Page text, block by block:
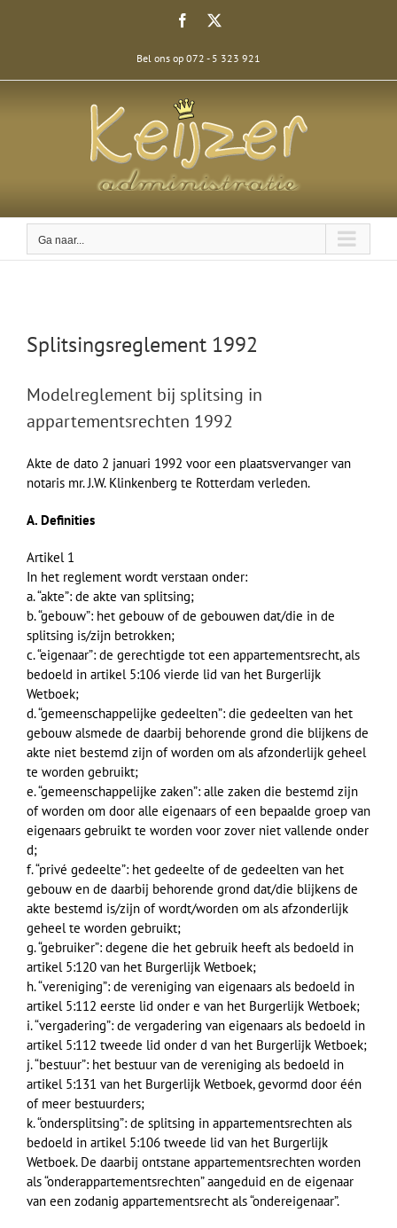
Facebook
Bel ons op 072 - 5 323 921
Ga naar...
Splitsingsreglement 1992
Modelreglement bij splitsing in
appartementsrechten 1992
Akte de dato 2 januari 1992 voor een plaatsvervanger van
notaris mr. J.W. Klinkenberg te Rotterdam verleden.
A. Definities
Artikel 1
In het reglement wordt verstaan onder:
a. “akte”: de akte van splitsing;
b. “gebouw”: het gebouw of de gebouwen dat/die in de
splitsing is/zijn betrokken;
c. “eigenaar”: de gerechtigde tot een appartementsrecht, als
bedoeld in artikel 5:106 vierde lid van het Burgerlijk
Wetboek;
d. “gemeenschappelijke gedeelten”: die gedeelten van het
gebouw alsmede de daarbij behorende grond die blijkens de
akte niet bestemd zijn of worden om als afzonderlijk geheel
te worden gebruikt;
e. “gemeenschappelijke zaken”: alle zaken die bestemd zijn
of worden om door alle eigenaars of een bepaalde groep van
eigenaars gebruikt te worden voor zover niet vallende onder
d;
f. “privé gedeelte”: het gedeelte of de gedeelten van het
gebouw en de daarbij behorende grond dat/die blijkens de
akte bestemd is/zijn of wordt/worden om als afzonderlijk
geheel te worden gebruikt;
g. “gebruiker”: degene die het gebruik heeft als bedoeld in
artikel 5:120 van het Burgerlijk Wetboek;
h. “vereniging”: de vereniging van eigenaars als bedoeld in
artikel 5:112 eerste lid onder e van het Burgerlijk Wetboek;
i. “vergadering”: de vergadering van eigenaars als bedoeld in
artikel 5:112 tweede lid onder d van het Burgerlijk Wetboek;
j. “bestuur”: het bestuur van de vereniging als bedoeld in
artikel 5:131 van het Burgerlijk Wetboek, gevormd door één
of meer bestuurders;
k. “ondersplitsing”: de splitsing in appartementsrechten als
bedoeld in artikel 5:106 tweede lid van het Burgerlijk
Wetboek. De daarbij ontstane appartementsrechten worden
als “onderappartementsrechten” aangeduid en de eigenaar
van een zodanig appartementsrecht als “ondereigenaar”.